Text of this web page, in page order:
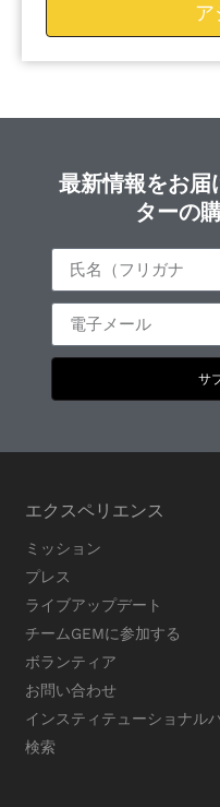
ア
最新情報をお届
ターの
サ
エクスペリエンス
ミッション
プレス
ライブアップデート
チームGEMに参加する
ボランティア
お問い合わせ
インスティテューショナル
検索